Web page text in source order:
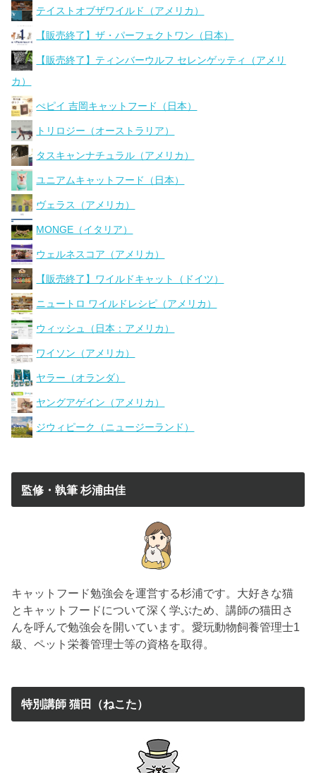
テイストオブザワイルド（アメリカ）
【販売終了】ザ・パーフェクトワン（日本）
【販売終了】ティンバーウルフ セレンゲッティ（アメリ
カ）
ぺピイ 吉岡キャットフード（日本）
トリロジー（オーストラリア）
タスキャンナチュラル（アメリカ）
ユニアムキャットフード（日本）
ヴェラス（アメリカ）
MONGE（イタリア）
ウェルネスコア（アメリカ）
【販売終了】ワイルドキャット（ドイツ）
ニュートロ ワイルドレシピ（アメリカ）
ウィッシュ（日本：アメリカ）
ワイソン（アメリカ）
ヤラー（オランダ）
ヤングアゲイン（アメリカ）
ジウィピーク（ニュージーランド）
監修・執筆 杉浦由佳
キャットフード勉強会を運営する杉浦です。大好きな猫
とキャットフードについて深く学ぶため、講師の猫田さ
んを呼んで勉強会を開いています。愛玩動物飼養管理士1
級、ペット栄養管理士等の資格を取得。
特別講師 猫田（ねこた）